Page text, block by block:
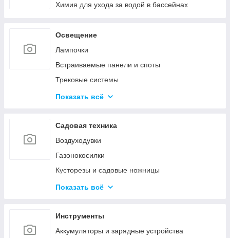
Химия для ухода за водой в бассейнах
Освещение
Лампочки
Встраиваемые панели и споты
Трековые системы
Светодиодные линейные светильники
Настольные лампы
Наружное и промышленное освещение
Светодиодные фонарики
Светодиодные ленты
Умное освещение
Показать всё
Садовая техника
Воздуходувки
Газонокосилки
Кусторезы и садовые ножницы
Пилы цепные
Очистители высокого давления
Триммеры и электрокосы
Показать всё
Инструменты
Аккумуляторы и зарядные устройства